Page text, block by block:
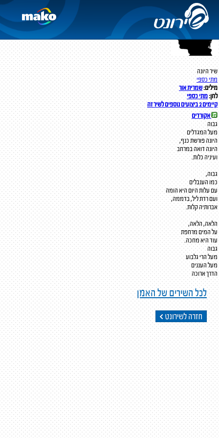
צד א' צד ב'
שיר היונה
מתי כספי
מילים:שמרית אור
לחן:מתי כספי
קיימים 2 ביצועים נוספים לשיר זה
אקורדים
גבוה
מעל המגדלים
היונה פורשת כנף,
היונה דואה במרחב
ועיניה כלות.
גבוה,
כמו הענבלים
עם עלות היום היא הומה
ועם רדת ליל, בדממה,
אברותיה קלות.
הלאה, הלאה,
על המים מרחפת
עוד היא מחכה.
גבוה
מעל הרי גלבוע
מעל העננים
הדרך ארוכה
לכל השירים של האמן